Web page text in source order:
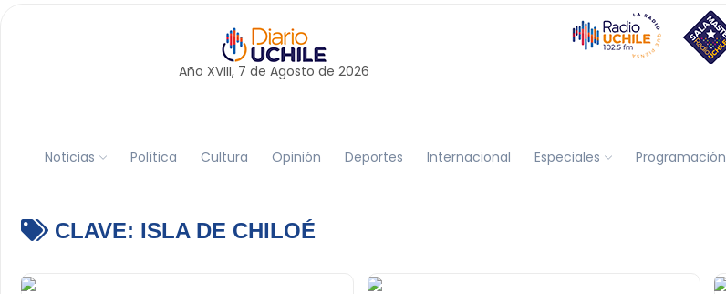
Año XVIII, 7 de Agosto de 2026
Noticias Política Cultura Opinión Deportes Internacional Especiales Programación
CLAVE: ISLA DE CHILOÉ